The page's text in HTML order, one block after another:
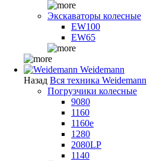
Экскаваторы колесные
EW100
EW65
Weidemann
Назад Вся техника Weidemann
Погрузчики колесные
9080
1160
1160e
1280
2080LP
1140